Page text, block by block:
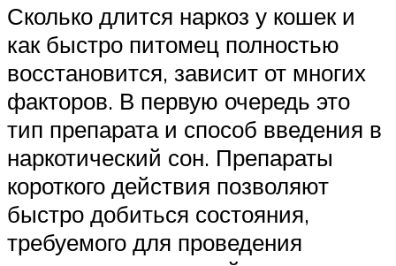
Сколько длится наркоз у кошек и
как быстро питомец полностью
восстановится, зависит от многих
факторов. В первую очередь это
тип препарата и способ введения в
наркотический сон. Препараты
короткого действия позволяют
быстро добиться состояния,
требуемого для проведения